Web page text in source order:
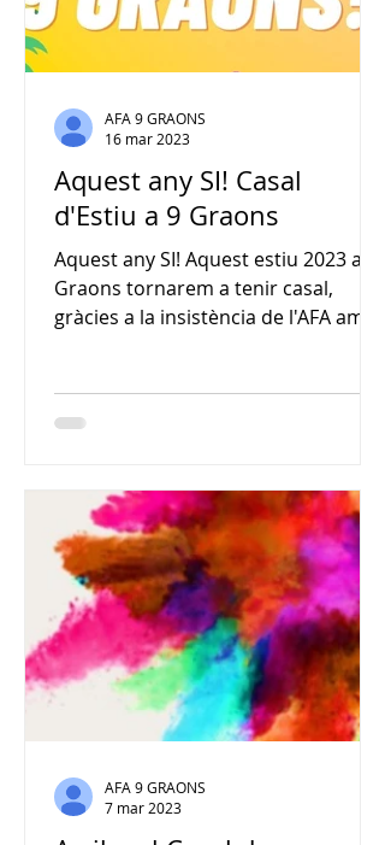
Aquest any SI! Casal
d'Estiu a 9 Graons
Aquest any SI! Aquest estiu 2023 a 9
Graons tornarem a tenir casal,
gràcies a la insistència de l'AFA amb
AFA 9 GRAONS
16 mar 2023
AFA 9 GRAONS
7 mar 2023